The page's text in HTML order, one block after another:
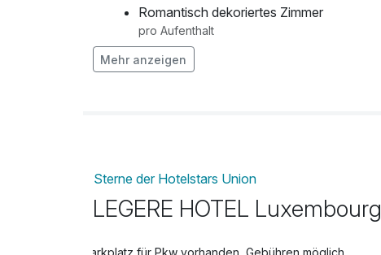
Romantisch dekoriertes Zimmer
pro Aufenthalt
Mehr anzeigen
Sterne der Hotelstars Union
LEGERE HOTEL Luxembourg
Parkplatz für Pkw vorhanden, Gebühren möglich